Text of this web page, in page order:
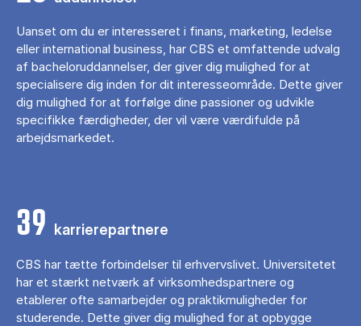
Uanset om du er interesseret i finans, marketing, ledelse
eller international business, har CBS et omfattende udvalg
af bacheloruddannelser, der giver dig mulighed for at
specialisere dig inden for dit interesseområde. Dette giver
dig mulighed for at forfølge dine passioner og udvikle
specifikke færdigheder, der vil være værdifulde på
arbejdsmarkedet.
39 karrierepartnere
CBS har tætte forbindelser til erhvervslivet. Universitetet
har et stærkt netværk af virksomhedspartnere og
etablerer ofte samarbejder og praktikmuligheder for
studerende. Dette giver dig mulighed for at opbygge